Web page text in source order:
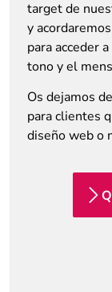
target de
y
para acceder
tono y el
Os dejamos
para clientes
diseño web o